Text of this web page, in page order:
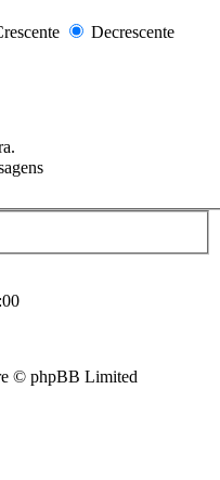
Decrescente
© phpBB Limited